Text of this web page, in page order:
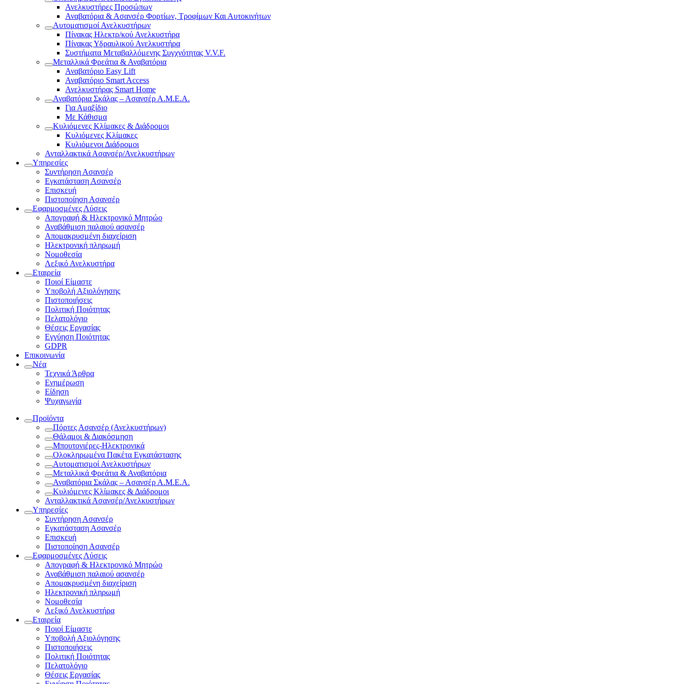
Ανελκυστήρες Προσώπων
Αναβατόρια & Ασανσέρ Φορτίων, Τροφίμων Και Αυτοκινήτων
Αυτοματισμοί Ανελκυστήρων
Πίνακας Ηλεκτρ/κού Ανελκυστήρα
Πίνακας Υδραυλικού Ανελκυστήρα
Συστήματα Μεταβαλλόμενης Συγχνότητας V.V.F.
Μεταλλικά Φρεάτια & Αναβατόρια
Αναβατόριο Easy Lift
Αναβατόριο Smart Access
Ανελκυστήρας Smart Home
Αναβατόρια Σκάλας – Ασανσέρ Α.Μ.Ε.Α.
Για Αμαξίδιο
Με Κάθισμα
Κυλιόμενες Κλίμακες & Διάδρομοι
Κυλιόμενες Κλίμακες
Κυλιόμενοι Διάδρομοι
Ανταλλακτικά Ασανσέρ/Ανελκυστήρων
Υπηρεσίες
Συντήρηση Ασανσέρ
Εγκατάσταση Ασανσέρ
Επισκευή
Πιστοποίηση Ασανσέρ
Εφαρμοσμένες Λύσεις
Απογραφή & Ηλεκτρονικό Μητρώο
Αναβάθμιση παλαιού ασανσέρ
Απομακρυσμένη διαχείριση
Ηλεκτρονική πληρωμή
Νομοθεσία
Λεξικό Ανελκυστήρα
Εταιρεία
Ποιοί Είμαστε
Υποβολή Αξιολόγησης
Πιστοποιήσεις
Πολιτική Ποιότητας
Πελατολόγιο
Θέσεις Εργασίας
Εγγύηση Ποιότητας
GDPR
Επικοινωνία
Νέα
Τεχνικά Άρθρα
Ενημέρωση
Είδηση
Ψυχαγωγία
Προϊόντα
Πόρτες Ασανσέρ (Ανελκυστήρων)
Θάλαμοι & Διακόσμηση
Μπουτονιέρες-Ηλεκτρονικά
Ολοκληρωμένα Πακέτα Εγκατάστασης
Αυτοματισμοί Ανελκυστήρων
Μεταλλικά Φρεάτια & Αναβατόρια
Αναβατόρια Σκάλας – Ασανσέρ Α.Μ.Ε.Α.
Κυλιόμενες Κλίμακες & Διάδρομοι
Ανταλλακτικά Ασανσέρ/Ανελκυστήρων
Υπηρεσίες
Συντήρηση Ασανσέρ
Εγκατάσταση Ασανσέρ
Επισκευή
Πιστοποίηση Ασανσέρ
Εφαρμοσμένες Λύσεις
Απογραφή & Ηλεκτρονικό Μητρώο
Αναβάθμιση παλαιού ασανσέρ
Απομακρυσμένη διαχείριση
Ηλεκτρονική πληρωμή
Νομοθεσία
Λεξικό Ανελκυστήρα
Εταιρεία
Ποιοί Είμαστε
Υποβολή Αξιολόγησης
Πιστοποιήσεις
Πολιτική Ποιότητας
Πελατολόγιο
Θέσεις Εργασίας